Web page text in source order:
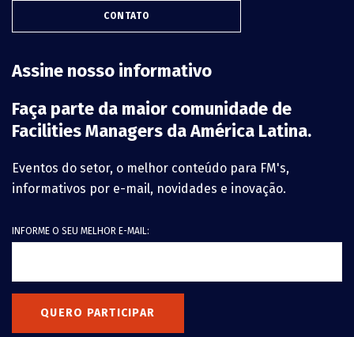
CONTATO
Assine nosso informativo
Faça parte da maior comunidade de
Facilities Managers da América Latina.
Eventos do setor, o melhor conteúdo para FM's,
informativos por e-mail, novidades e inovação.
INFORME O SEU MELHOR E-MAIL:
QUERO PARTICIPAR